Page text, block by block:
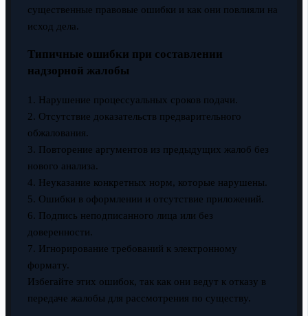
существенные правовые ошибки и как они повлияли на
исход дела.
Типичные ошибки при составлении
надзорной жалобы
1. Нарушение процессуальных сроков подачи.
2. Отсутствие доказательств предварительного
обжалования.
3. Повторение аргументов из предыдущих жалоб без
нового анализа.
4. Неуказание конкретных норм, которые нарушены.
5. Ошибки в оформлении и отсутствие приложений.
6. Подпись неподписанного лица или без
доверенности.
7. Игнорирование требований к электронному
формату.
Избегайте этих ошибок, так как они ведут к отказу в
передаче жалобы для рассмотрения по существу.